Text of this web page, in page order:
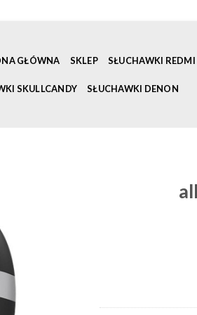
GŁÓWNA SKLEP SŁUCHAWKI REDMI
SKULLCANDY SŁUCHAWKI DENON